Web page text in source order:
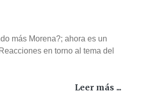
más Morena?; ahora es un
en torno al tema del
Leer más ...